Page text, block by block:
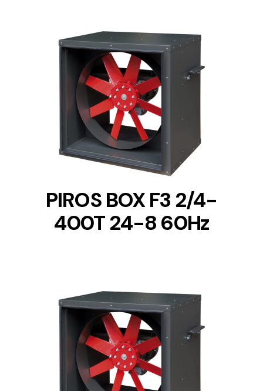
DETAILS
PIROS BOX F3 2/4-
400T 24-8 60Hz
DETAILS